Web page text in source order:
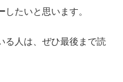
したいと思います。
る人は、ぜひ最後まで読